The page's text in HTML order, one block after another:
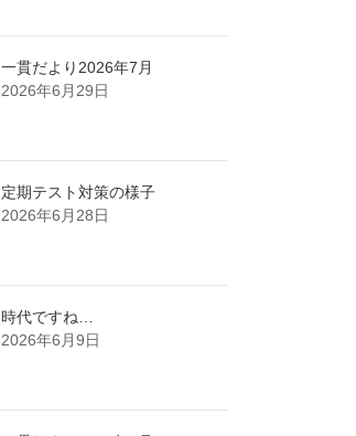
一貫だより2026年7月
2026年6月29日
定期テスト対策の様子
2026年6月28日
時代ですね…
2026年6月9日